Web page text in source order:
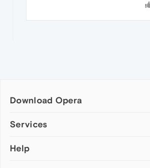
Download Opera
Computer browsers
Opera for Mac
Services
Add-ons
Help